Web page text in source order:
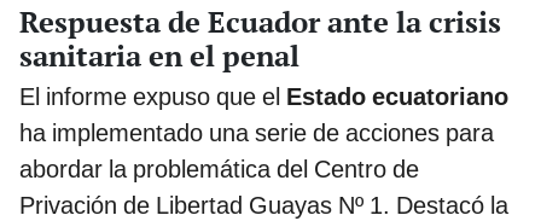
Respuesta de Ecuador ante la crisis
sanitaria en el penal
El informe expuso que el Estado ecuatoriano
ha implementado una serie de acciones para
abordar la problemática del Centro de
Privación de Libertad Guayas Nº 1. Destacó la